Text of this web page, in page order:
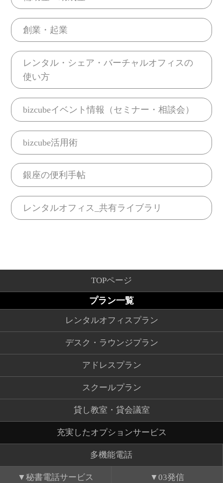
創業・起業
レンタル・シェア・バーチャルオフィスの
使い方
bizcubeイベント情報（セミナー・相談会）
bizcube活用術
銀座の便利手帖
レンタルオフィス_共有ライブラリ
TOPページ
プラン一覧
レンタルオフィスプラン
デスク・ラウンジプラン
アドレスプラン
スクールプラン
貸し教室・貸会議室
充実したオプションサービス
多機能電話
秘書電話サービス 03発信